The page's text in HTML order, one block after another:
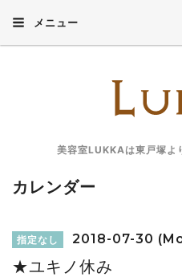
メニュー
美容室LUKKAは東戸塚よ
カレンダー
指定なし 2018-07-30
★ユキノ休み